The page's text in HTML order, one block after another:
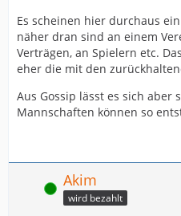
Es scheinen hier durchaus
näher dran sind an einem
Verträgen, an Spielern etc.
eher die mit den
Aus Gossip lässt es sich aber
Mannschaften können so
Online Akim
wird bezahlt